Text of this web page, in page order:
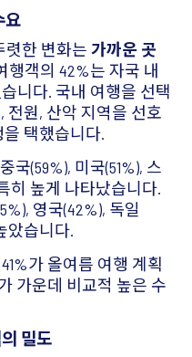
요
렷한 변화는 가까운 곳
행객의 42%는 자국 내
니다. 국내 여행을 선택
전원, 산악 지역을 선호
을 택했습니다.
국(59%), 미국(51%), 스
히 높게 나타났습니다.
영국(42%), 독일
았습니다.
가 올여름 여행 계획
가운데 비교적 높은 수
밀도